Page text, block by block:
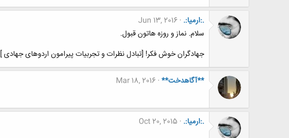
.:ارمیا:. Jun 13, 2016
سلام. نماز و روزه هاتون قبول.
جهادگران خوش فکر! [تبادل نظرات و تجربیات پیرامون اردوهای جهادی ]
**آگاهدخت** Mar 18, 2016
.:ارمیا:. Oct 20, 2015